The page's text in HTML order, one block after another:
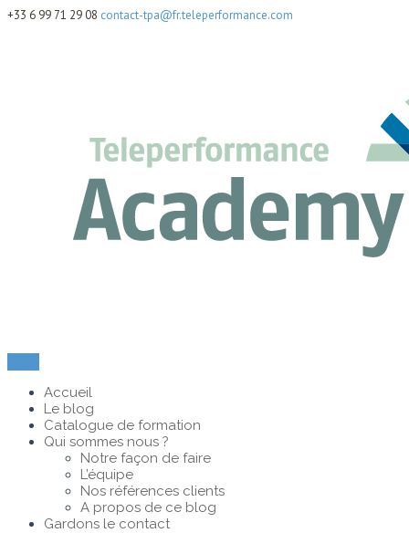
+33 6 99 71 29 08 contact-tpa@fr.teleperformance.com
Accueil
Le blog
Catalogue de formation
Qui sommes nous ?
Notre façon de faire
L’équipe
Nos références clients
A propos de ce blog
Gardons le contact